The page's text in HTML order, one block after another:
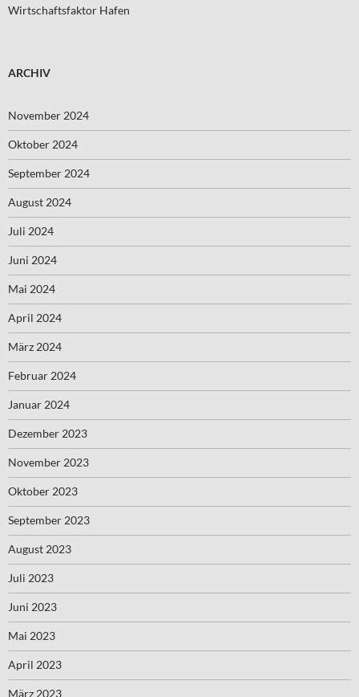
Wirtschaftsfaktor Hafen
ARCHIV
November 2024
Oktober 2024
September 2024
August 2024
Juli 2024
Juni 2024
Mai 2024
April 2024
März 2024
Februar 2024
Januar 2024
Dezember 2023
November 2023
Oktober 2023
September 2023
August 2023
Juli 2023
Juni 2023
Mai 2023
April 2023
März 2023